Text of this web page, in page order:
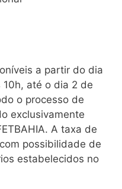
a partir do dia
até o dia 2 de
o processo de
exclusivamente
A taxa de
possibilidade de
estabelecidos no